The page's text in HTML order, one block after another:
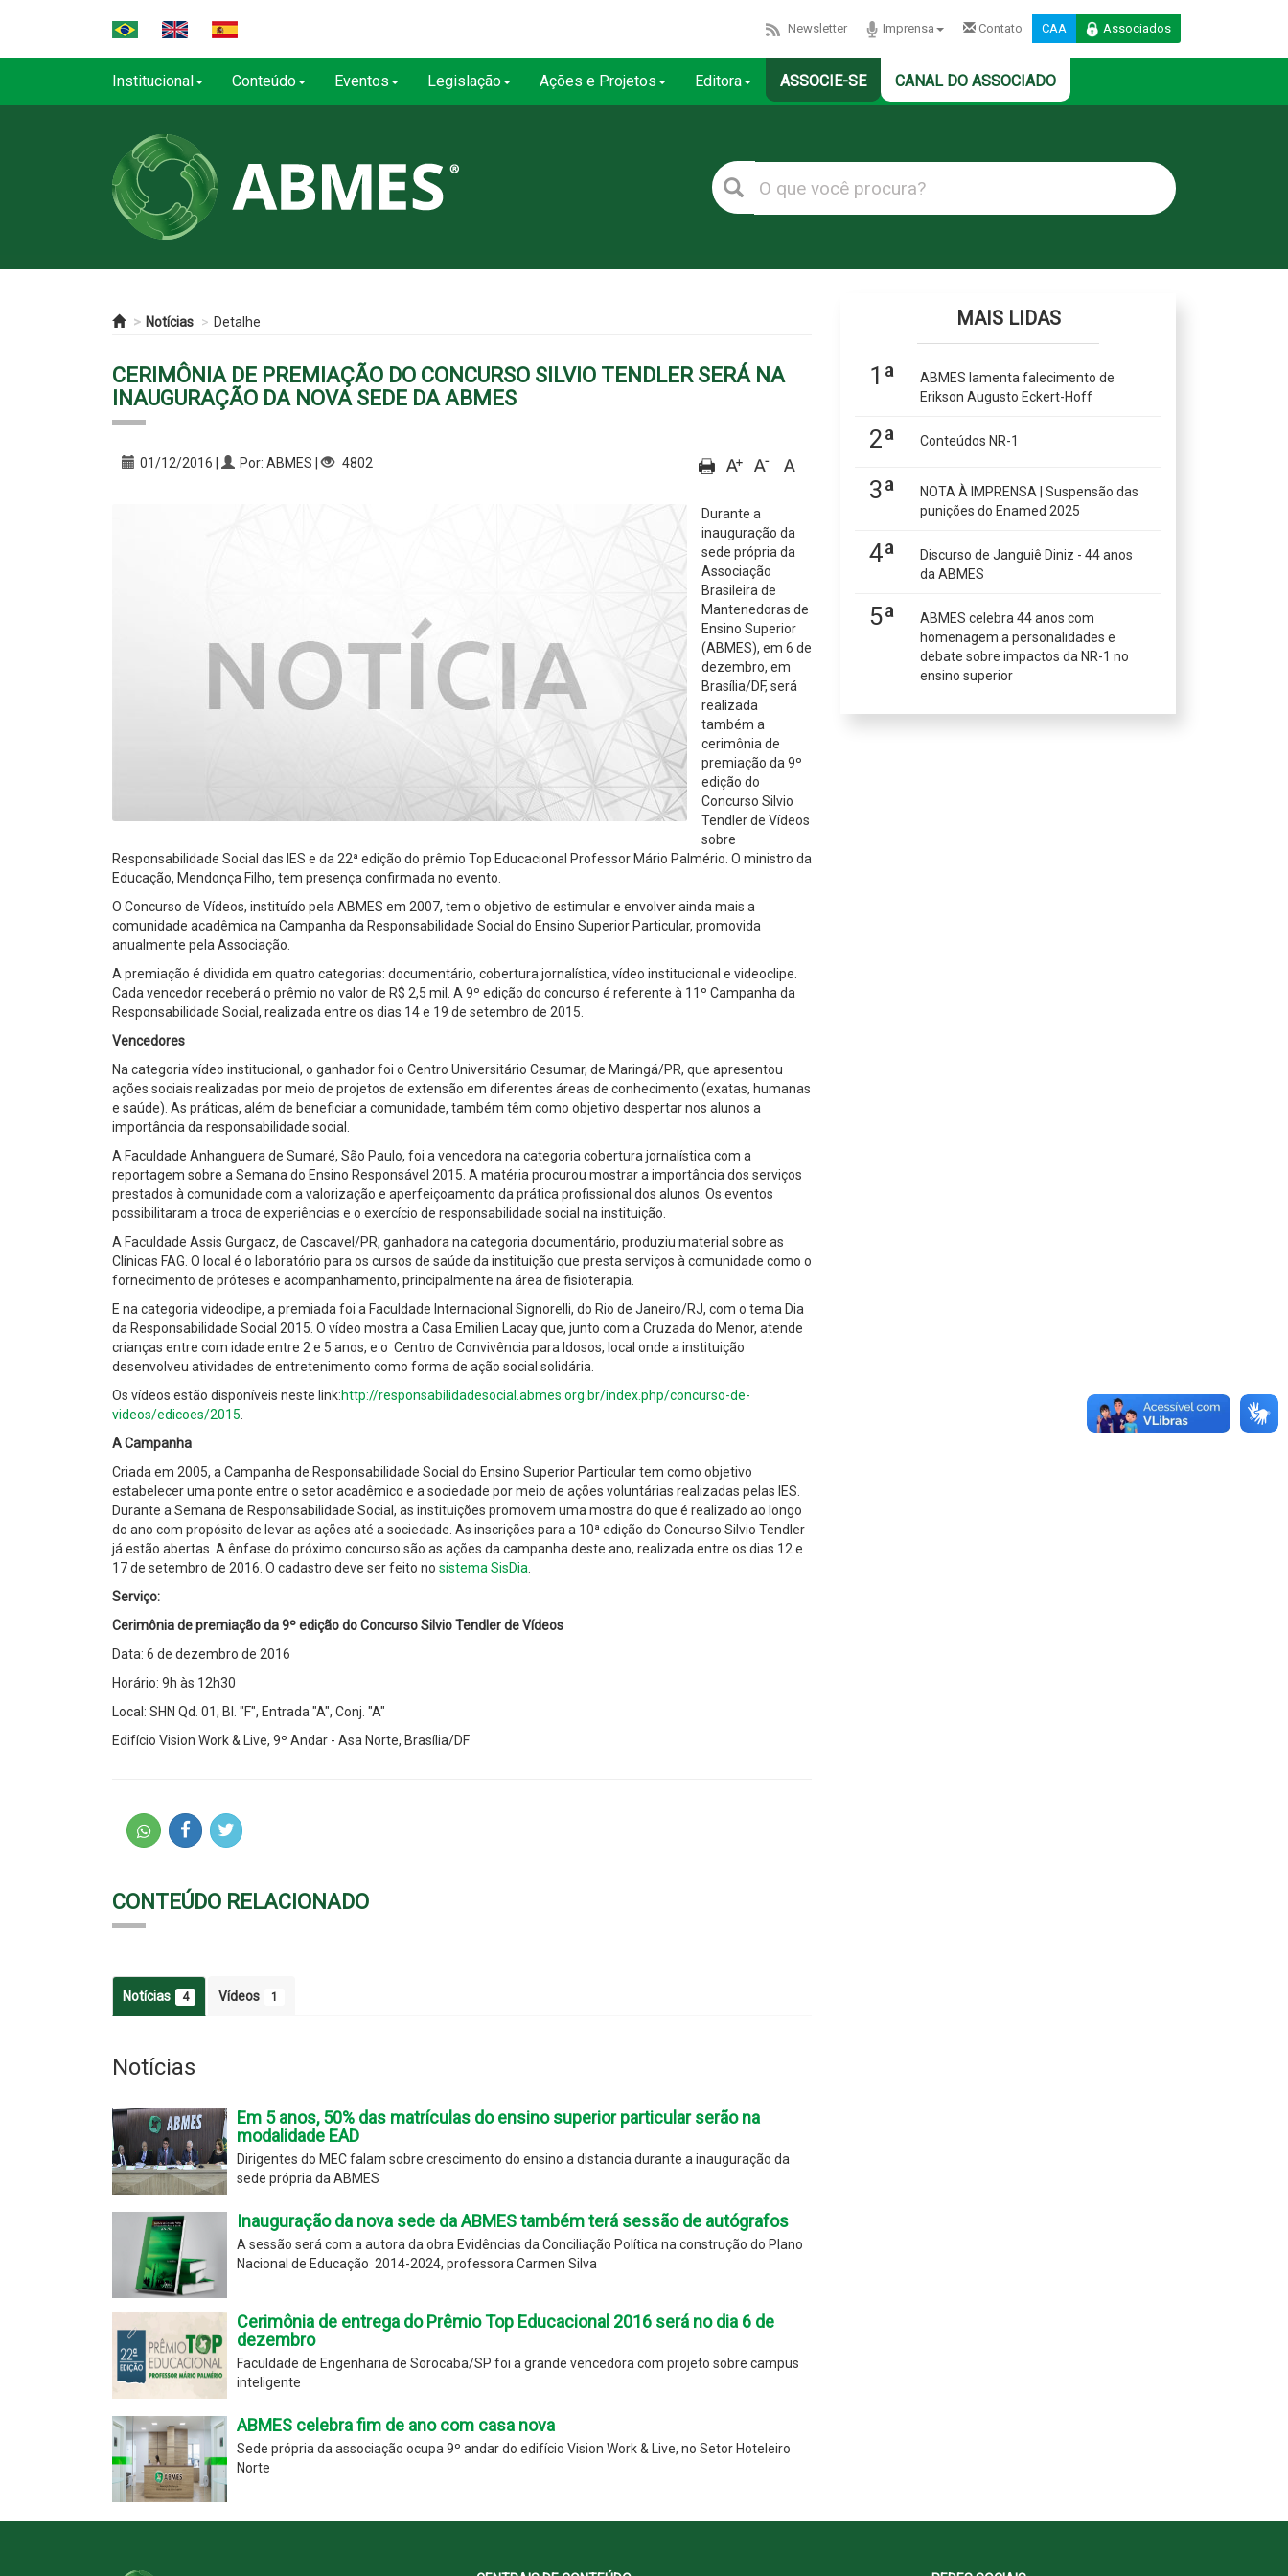
Newsletter Imprensa Contato CAA Associados
Institucional Conteúdo Eventos Legislação Ações e Projetos Editora ASSOCIE-SE CANAL DO ASSOCIADO
Notícias Detalhe
CERIMÔNIA DE PREMIAÇÃO DO CONCURSO SILVIO TENDLER SERÁ NA
INAUGURAÇÃO DA NOVA SEDE DA ABMES
01/12/2016 | Por: ABMES | 4802
Durante a
inauguração da
sede própria da
Associação
Brasileira de
Mantenedoras de
Ensino Superior
(ABMES), em 6 de
dezembro, em
Brasília/DF, será
realizada
também a
cerimônia de
premiação da 9º
edição do
Concurso Silvio
Tendler de Vídeos
sobre
Responsabilidade Social das IES e da 22ª edição do prêmio Top Educacional Professor Mário Palmério. O ministro da
Educação, Mendonça Filho, tem presença confirmada no evento.
O Concurso de Vídeos, instituído pela ABMES em 2007, tem o objetivo de estimular e envolver ainda mais a
comunidade acadêmica na Campanha da Responsabilidade Social do Ensino Superior Particular, promovida
anualmente pela Associação.
A premiação é dividida em quatro categorias: documentário, cobertura jornalística, vídeo institucional e videoclipe.
Cada vencedor receberá o prêmio no valor de R$ 2,5 mil. A 9º edição do concurso é referente à 11º Campanha da
Responsabilidade Social, realizada entre os dias 14 e 19 de setembro de 2015.
Vencedores
Na categoria vídeo institucional, o ganhador foi o Centro Universitário Cesumar, de Maringá/PR, que apresentou
ações sociais realizadas por meio de projetos de extensão em diferentes áreas de conhecimento (exatas, humanas
e saúde). As práticas, além de beneficiar a comunidade, também têm como objetivo despertar nos alunos a
importância da responsabilidade social.
A Faculdade Anhanguera de Sumaré, São Paulo, foi a vencedora na categoria cobertura jornalística com a
reportagem sobre a Semana do Ensino Responsável 2015. A matéria procurou mostrar a importância dos serviços
prestados à comunidade com a valorização e aperfeiçoamento da prática profissional dos alunos. Os eventos
possibilitaram a troca de experiências e o exercício de responsabilidade social na instituição.
A Faculdade Assis Gurgacz, de Cascavel/PR, ganhadora na categoria documentário, produziu material sobre as
Clínicas FAG. O local é o laboratório para os cursos de saúde da instituição que presta serviços à comunidade como o
fornecimento de próteses e acompanhamento, principalmente na área de fisioterapia.
E na categoria videoclipe, a premiada foi a Faculdade Internacional Signorelli, do Rio de Janeiro/RJ, com o tema Dia
da Responsabilidade Social 2015. O vídeo mostra a Casa Emilien Lacay que, junto com a Cruzada do Menor, atende
crianças entre com idade entre 2 e 5 anos, e o Centro de Convivência para Idosos, local onde a instituição
desenvolveu atividades de entretenimento como forma de ação social solidária.
Os vídeos estão disponíveis neste link:http://responsabilidadesocial.abmes.org.br/index.php/concurso-de-
videos/edicoes/2015
A Campanha
Criada em 2005, a Campanha de Responsabilidade Social do Ensino Superior Particular tem como objetivo
estabelecer uma ponte entre o setor acadêmico e a sociedade por meio de ações voluntárias realizadas pelas IES.
Durante a Semana de Responsabilidade Social, as instituições promovem uma mostra do que é realizado ao longo
do ano com propósito de levar as ações até a sociedade. As inscrições para a 10ª edição do Concurso Silvio Tendler
já estão abertas. A ênfase do próximo concurso são as ações da campanha deste ano, realizada entre os dias 12 e
17 de setembro de 2016. O cadastro deve ser feito no sistema SisDia
Serviço:
Cerimônia de premiação da 9º edição do Concurso Silvio Tendler de Vídeos
Data: 6 de dezembro de 2016
Horário: 9h às 12h30
Local: SHN Qd. 01, Bl. "F", Entrada "A", Conj. "A"
Edifício Vision Work & Live, 9º Andar - Asa Norte, Brasília/DF
CONTEÚDO RELACIONADO
Notícias 4 Vídeos 1
Notícias
Em 5 anos, 50% das matrículas do ensino superior particular serão na
modalidade EAD
Dirigentes do MEC falam sobre crescimento do ensino a distancia durante a inauguração da
sede própria da ABMES
Inauguração da nova sede da ABMES também terá sessão de autógrafos
A sessão será com a autora da obra Evidências da Conciliação Política na construção do Plano
Nacional de Educação  2014-2024, professora Carmen Silva
Cerimônia de entrega do Prêmio Top Educacional 2016 será no dia 6 de
dezembro
Faculdade de Engenharia de Sorocaba/SP foi a grande vencedora com projeto sobre campus
inteligente
ABMES celebra fim de ano com casa nova
Sede própria da associação ocupa 9º andar do edifício Vision Work & Live, no Setor Hoteleiro
Norte
MAIS LIDAS
1ª
ABMES lamenta falecimento de
Erikson Augusto Eckert-Hoff
2ª Conteúdos NR-1
3ª
NOTA À IMPRENSA | Suspensão das
punições do Enamed 2025
4ª
Discurso de Janguiê Diniz - 44 anos
da ABMES
5ª
ABMES celebra 44 anos com
homenagem a personalidades e
debate sobre impactos da NR-1 no
ensino superior